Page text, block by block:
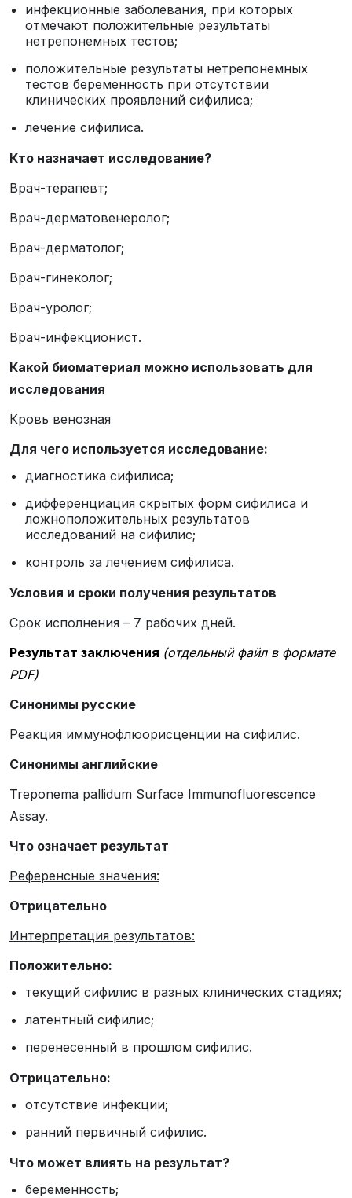
инфекционные заболевания, при которых
отмечают положительные результаты
нетрепонемных тестов;
положительные результаты нетрепонемных
тестов беременность при отсутствии
клинических проявлений сифилиса;
лечение сифилиса.
Кто назначает исследование?
Врач-терапевт;
Врач-дерматовенеролог;
Врач-дерматолог;
Врач-гинеколог;
Врач-уролог;
Врач-инфекционист.
Какой биоматериал можно использовать для
исследования
Кровь венозная
Для чего используется исследование:
диагностика сифилиса;
дифференциация скрытых форм сифилиса и
ложноположительных результатов
исследований на сифилис;
контроль за лечением сифилиса.
Условия и сроки получения результатов
Срок исполнения – 7 рабочих дней.
Результат заключения (отдельный файл в формате
PDF)
Синонимы русские
Реакция иммунофлюорисценции на сифилис.
Синонимы английские
Treponema pallidum Surface Immunofluorescence
Assay.
Что означает результат
Референсные значения:
Отрицательно
Интерпретация результатов:
Положительно:
текущий сифилис в разных клинических стадиях;
латентный сифилис;
перенесенный в прошлом сифилис.
Отрицательно:
отсутствие инфекции;
ранний первичный сифилис.
Что может влиять на результат?
беременность;